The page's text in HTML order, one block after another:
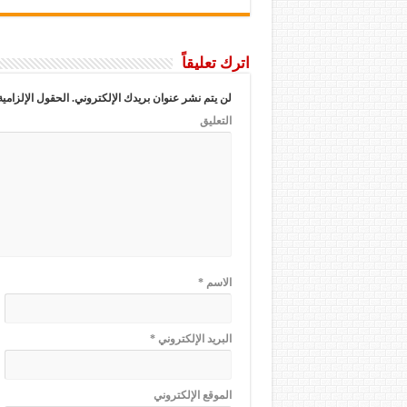
اترك تعليقاً
لن يتم نشر عنوان بريدك الإلكتروني. الحقول
التعليق
الاسم*
البريد الإلكتروني*
الموقع الإلكتروني